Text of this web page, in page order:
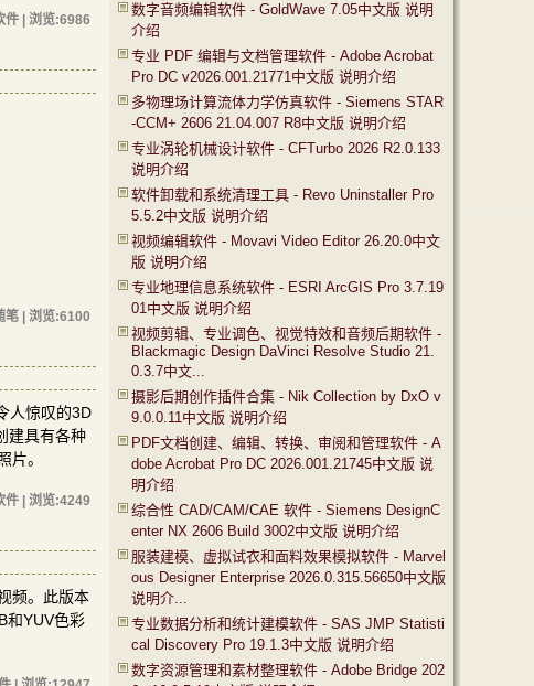
件 | 浏览:6986
笔 | 浏览:6100
人惊叹的3D
建具有各种
片。
件 | 浏览:4249
频。此版本
和YUV色彩
数字音频编辑软件 - GoldWave 7.05中文版 说明
介绍
专业 PDF 编辑与文档管理软件 - Adobe Acrobat
Pro DC v2026.001.21771中文版 说明介绍
多物理场计算流体力学仿真软件 - Siemens STAR
-CCM+ 2606 21.04.007 R8中文版 说明介绍
专业涡轮机械设计软件 - CFTurbo 2026 R2.0.133
说明介绍
软件卸载和系统清理工具 - Revo Uninstaller Pro
5.5.2中文版 说明介绍
视频编辑软件 - Movavi Video Editor 26.20.0中文
版 说明介绍
专业地理信息系统软件 - ESRI ArcGIS Pro 3.7.19
01中文版 说明介绍
视频剪辑、专业调色、视觉特效和音频后期软件 -
Blackmagic Design DaVinci Resolve Studio 21.
0.3.7中文...
摄影后期创作插件合集 - Nik Collection by DxO v
9.0.0.11中文版 说明介绍
PDF文档创建、编辑、转换、审阅和管理软件 - A
dobe Acrobat Pro DC 2026.001.21745中文版 说
明介绍
综合性 CAD/CAM/CAE 软件 - Siemens DesignC
enter NX 2606 Build 3002中文版 说明介绍
服装建模、虚拟试衣和面料效果模拟软件 - Marvel
ous Designer Enterprise 2026.0.315.56650中文版
说明介...
专业数据分析和统计建模软件 - SAS JMP Statisti
cal Discovery Pro 19.1.3中文版 说明介绍
数字资源管理和素材整理软件 - Adobe Bridge 202